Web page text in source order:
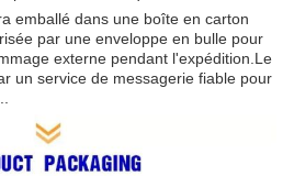
emballé dans une boîte en carton
par une enveloppe en bulle pour
externe pendant l'expédition.Le
un service de messagerie fiable pour